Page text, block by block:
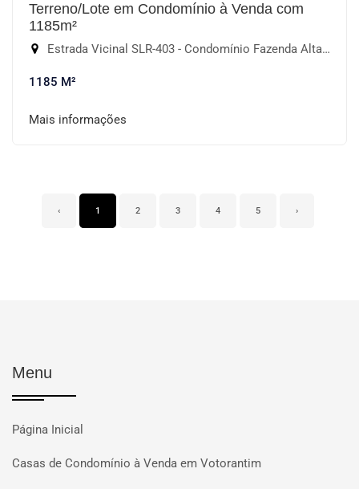
Terreno/Lote em Condomínio à Venda com
1185m²
Estrada Vicinal SLR-403 - Condomínio Fazenda Alta Vista, Salto de Pirapora-SP
1185 M²
Mais informações
‹ 1 2 3 4 5 ›
Menu
Página Inicial
Casas de Condomínio à Venda em Votorantim